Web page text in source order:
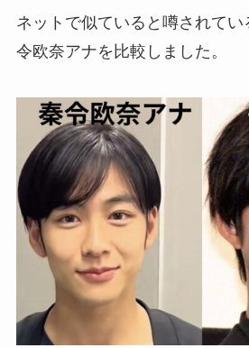
ネットで似ていると噂されて
令欧奈アナを比較しました。